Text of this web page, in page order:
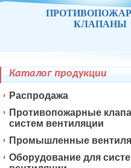
КЛАПАНЫ
Каталог продукции
Распродажа
Противопожарные
систем вентиляции
Промышленные
Оборудование для